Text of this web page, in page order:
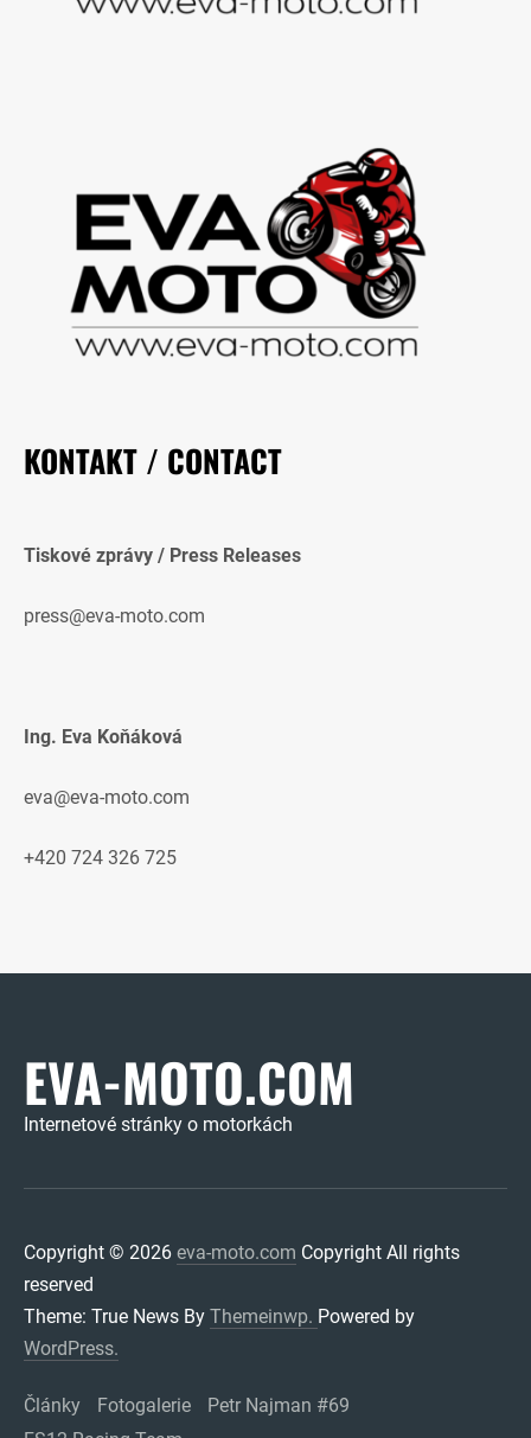
KONTAKT / CONTACT
Tiskové zprávy / Press Releases
press@eva-moto.com
Ing. Eva Koňáková
eva@eva-moto.com
+420 724 326 725
EVA-MOTO.COM
Internetové stránky o motorkách
Copyright © 2026 eva-moto.com Copyright All rights
reserved
Theme: True News By Themeinwp. Powered by
WordPress.
Články Fotogalerie
Petr Najman #69